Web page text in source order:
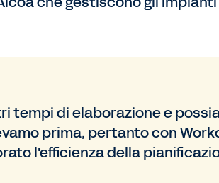
tempi di elaborazione e
prima, pertanto con
l'efficienza della